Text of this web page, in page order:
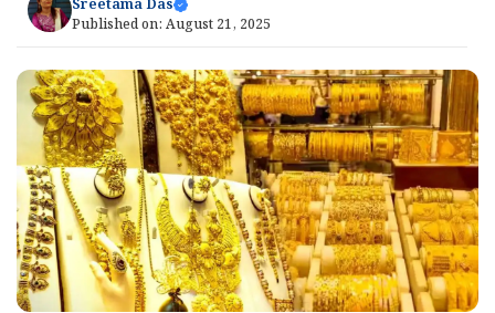
Published on: August 21, 2025